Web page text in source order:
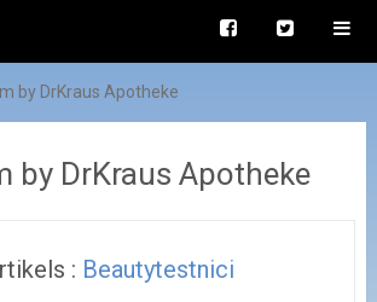
by DrKraus Apotheke
by DrKraus Apotheke
: Beautytestnici